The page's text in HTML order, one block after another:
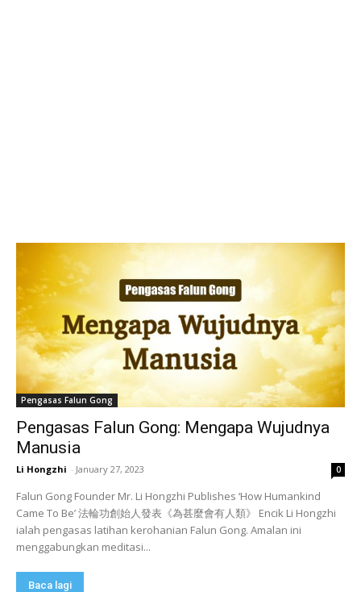
Pengasas Falun Gong
Pengasas Falun Gong: Mengapa Wujudnya
Manusia
Li Hongzhi - January 27, 2023 0
Falun Gong Founder Mr. Li Hongzhi Publishes ‘How Humankind
Came To Be’ 法輪功創始人發表《為甚麼會有人類》 Encik Li Hongzhi
ialah pengasas latihan kerohanian Falun Gong. Amalan ini
menggabungkan meditasi...
Baca lagi